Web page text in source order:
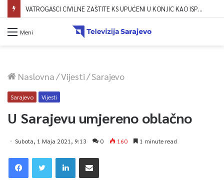
VATROGASCI CIVILNE ZAŠTITE KS UPUĆENI U KONJIC KAO ISPOMOĆ U GAŠENJU POŽARA
Meni
Naslovna/Vijesti/Sarajevo
Sarajevo Vijesti
U Sarajevu umjereno oblačno
Subota, 1 Maja 2021, 9:13 0 160 1 minute read